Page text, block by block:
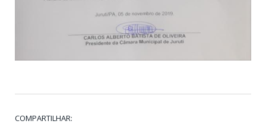
COMPARTILHAR: